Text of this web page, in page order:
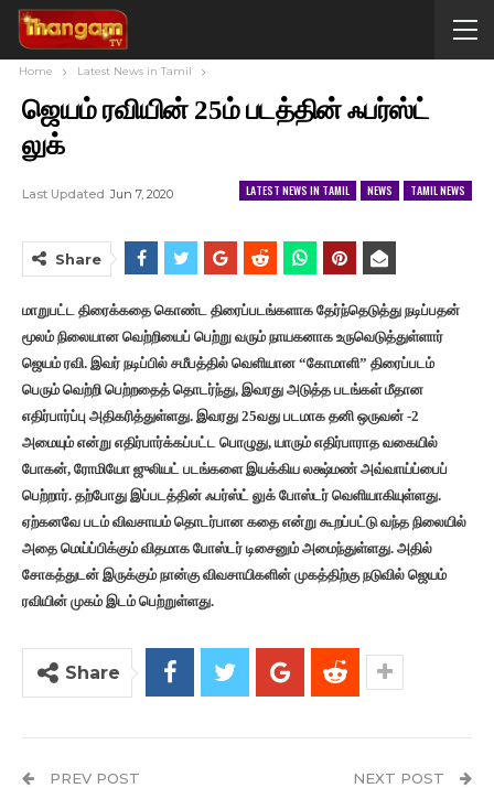
Home Latest News in Tamil
ஜெயம் ரவியின் 25ம் படத்தின் ஃபர்ஸ்ட்
லுக்
LATEST NEWS IN TAMIL NEWS TAMIL NEWS
Last Updated Jun 7, 2020
Share
மாறுபட்ட திரைக்கதை கொண்ட திரைப்படங்களாக தேர்ந்தெடுத்து நடிப்பதன்
மூலம் நிலையான வெற்றியைப் பெற்று வரும் நாயகனாக உருவெடுத்துள்ளார்
ஜெயம் ரவி. இவர் நடிப்பில் சமீபத்தில் வெளியான “கோமாளி” திரைப்படம்
பெரும் வெற்றி பெற்றதைத் தொடர்ந்து, இவரது அடுத்த படங்கள் மீதான
எதிர்பார்ப்பு அதிகரித்துள்ளது. இவரது 25வது படமாக தனி ஒருவன் -2
அமையும் என்று எதிர்பார்க்கப்பட்ட பொழுது, யாரும் எதிர்பாராத வகையில்
போகன், ரோமியோ ஜுலியட் படங்களை இயக்கிய லக்ஷ்மண் அவ்வாய்ப்பைப்
பெற்றார். தற்போது இப்படத்தின் ஃபர்ஸ்ட் லுக் போஸ்டர் வெளியாகியுள்ளது.
ஏற்கனவே படம் விவசாயம் தொடர்பான கதை என்று கூறப்பட்டு வந்த நிலையில்
அதை மெய்ப்பிக்கும் விதமாக போஸ்டர் டிசைனும் அமைந்துள்ளது. அதில்
சோகத்துடன் இருக்கும் நான்கு விவசாயிகளின் முகத்திற்கு நடுவில் ஜெயம்
ரவியின் முகம் இடம் பெற்றுள்ளது.
Share
PREV POST NEXT POST